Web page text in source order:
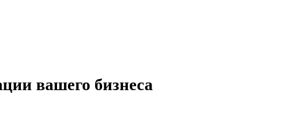
вашего бизнеса